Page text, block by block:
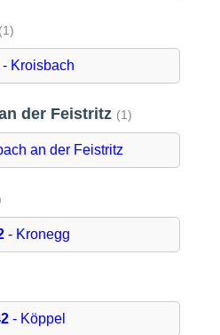
(1)
- Kroisbach
der Feistritz (1)
an der Feistritz
- Kronegg
- Köppel